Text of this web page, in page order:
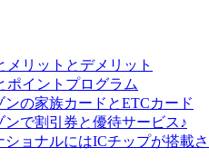
リットとデメリット
ポイントプログラム
ンの家族カードとETCカード
ンで割引券と優待サービス♪
ョナルにはICチップが搭載